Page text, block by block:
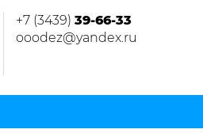
+7 (3439) 39-66-33
ooodez@yandex.ru